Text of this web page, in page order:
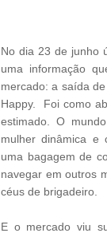
No dia 23 de junho
uma informação
mercado: a saída
Happy. Foi como
estimado. O
mulher dinâmica e
uma bagagem de
navegar em outros
céus de brigadeiro.
E o mercado viu